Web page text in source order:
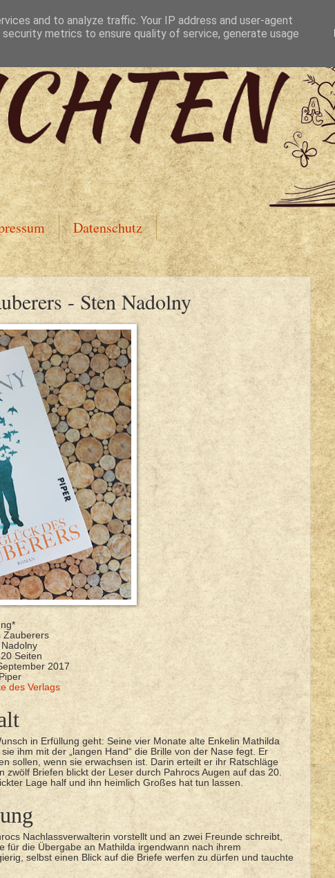
Datenschutz
- Sten Nadolny
Zauberers
Seiten
2017
des Verlags
in Erfüllung geht: Seine vier Monate alte Enkelin Mathilda
ihm mit der „langen Hand“ die Brille von der Nase fegt. Er
sollen, wenn sie erwachsen ist. Darin erteilt er ihr Ratschläge
Briefen blickt der Leser durch Pahrocs Augen auf das 20.
Lage half und ihn heimlich Großes hat tun lassen.
Nachlassverwalterin vorstellt und an zwei Freunde schreibt,
für die Übergabe an Mathilda irgendwann nach ihrem
selbst einen Blick auf die Briefe werfen zu dürfen und tauchte
and to analyze traffic. Your IP address and user-agent
metrics to ensure quality of service, generate usage